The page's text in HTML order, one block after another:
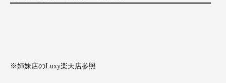
※姉妹店のLuxy楽天店参照